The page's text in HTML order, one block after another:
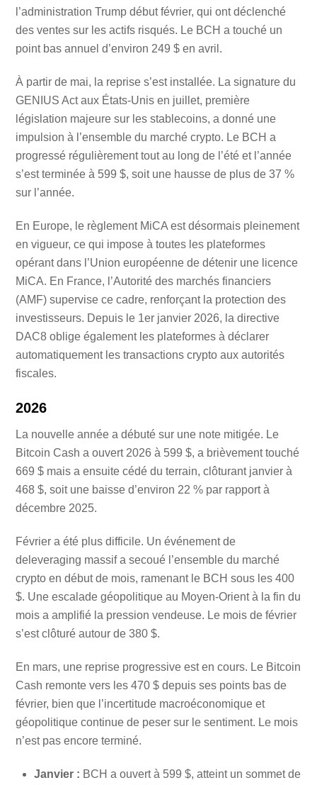
l’administration Trump début février, qui ont déclenché
des ventes sur les actifs risqués. Le BCH a touché un
point bas annuel d’environ 249 $ en avril.
À partir de mai, la reprise s’est installée. La signature du
GENIUS Act aux États-Unis en juillet, première
législation majeure sur les stablecoins, a donné une
impulsion à l’ensemble du marché crypto. Le BCH a
progressé régulièrement tout au long de l’été et l’année
s’est terminée à 599 $, soit une hausse de plus de 37 %
sur l’année.
En Europe, le règlement MiCA est désormais pleinement
en vigueur, ce qui impose à toutes les plateformes
opérant dans l’Union européenne de détenir une licence
MiCA. En France, l’Autorité des marchés financiers
(AMF) supervise ce cadre, renforçant la protection des
investisseurs. Depuis le 1er janvier 2026, la directive
DAC8 oblige également les plateformes à déclarer
automatiquement les transactions crypto aux autorités
fiscales.
2026
La nouvelle année a débuté sur une note mitigée. Le
Bitcoin Cash a ouvert 2026 à 599 $, a brièvement touché
669 $ mais a ensuite cédé du terrain, clôturant janvier à
468 $, soit une baisse d’environ 22 % par rapport à
décembre 2025.
Février a été plus difficile. Un événement de
deleveraging massif a secoué l’ensemble du marché
crypto en début de mois, ramenant le BCH sous les 400
$. Une escalade géopolitique au Moyen-Orient à la fin du
mois a amplifié la pression vendeuse. Le mois de février
s’est clôturé autour de 380 $.
En mars, une reprise progressive est en cours. Le Bitcoin
Cash remonte vers les 470 $ depuis ses points bas de
février, bien que l’incertitude macroéconomique et
géopolitique continue de peser sur le sentiment. Le mois
n’est pas encore terminé.
Janvier : BCH a ouvert à 599 $, atteint un sommet de